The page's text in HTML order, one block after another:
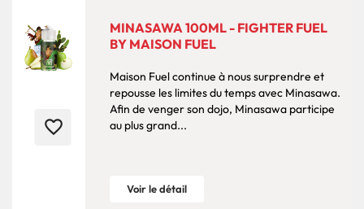
favorite_border
MINASAWA 100ML - FIGHTER FUEL
BY MAISON FUEL
Maison Fuel continue à nous surprendre et
repousse les limites du temps avec Minasawa.
Afin de venger son dojo, Minasawa participe
au plus grand...
Voir le détail